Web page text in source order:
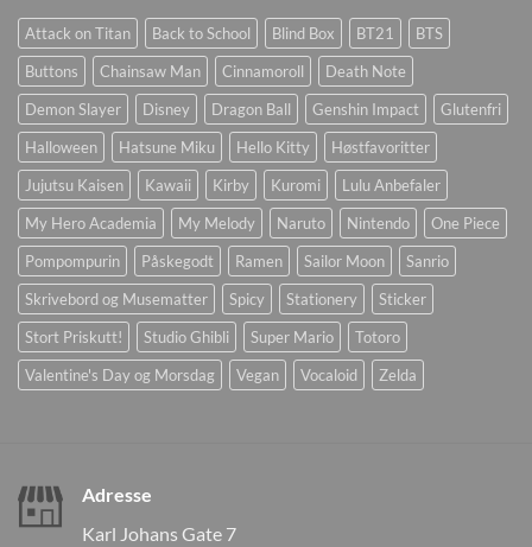
Attack on Titan Back to School Blind Box BT21
BTS
Buttons
Chainsaw Man Cinnamoroll
Death Note
Demon Slayer
Disney Dragon Ball Genshin Impact
Glutenfri
Halloween
Hatsune Miku Hello Kitty
Høstfavoritter
Jujutsu Kaisen
Kawaii Kirby Kuromi
Lulu Anbefaler
My Hero Academia
My Melody Naruto Nintendo
One Piece
Pompompurin
Påskegodt Ramen Sailor Moon
Sanrio
Skrivebord og Musematter
Spicy Stationery
Sticker
Stort Priskutt!
Studio Ghibli Super Mario
Totoro
Valentine's Day og Morsdag
Vegan Vocaloid Zelda
Adresse
Karl Johans Gate 7